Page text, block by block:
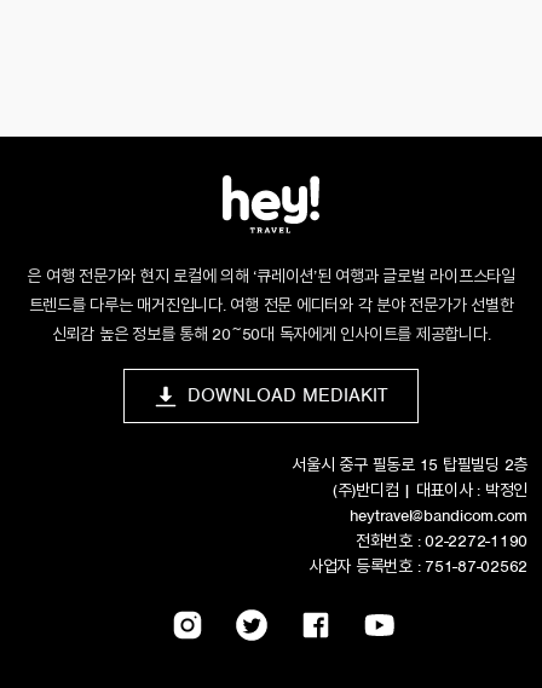
은 여행 전문가와 현지 로컬에 의해 ‘큐레이션’된 여행과 글로벌 라이프스타일
트렌드를 다루는 매거진입니다. 여행 전문 에디터와 각 분야 전문가가 선별한
신뢰감 높은 정보를 통해 20~50대 독자에게 인사이트를 제공합니다.
DOWNLOAD MEDIAKIT
서울시 중구 필동로 15 탑필빌딩 2층
(주)반디컴 | 대표이사 : 박정인
heytravel@bandicom.com
전화번호 : 02-2272-1190
사업자 등록번호 : 751-87-02562